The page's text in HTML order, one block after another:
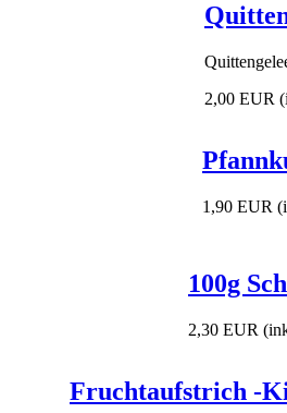
2,00 EUR
1,90 EUR
100g
2,30 EUR
Fruchtaufstrich -